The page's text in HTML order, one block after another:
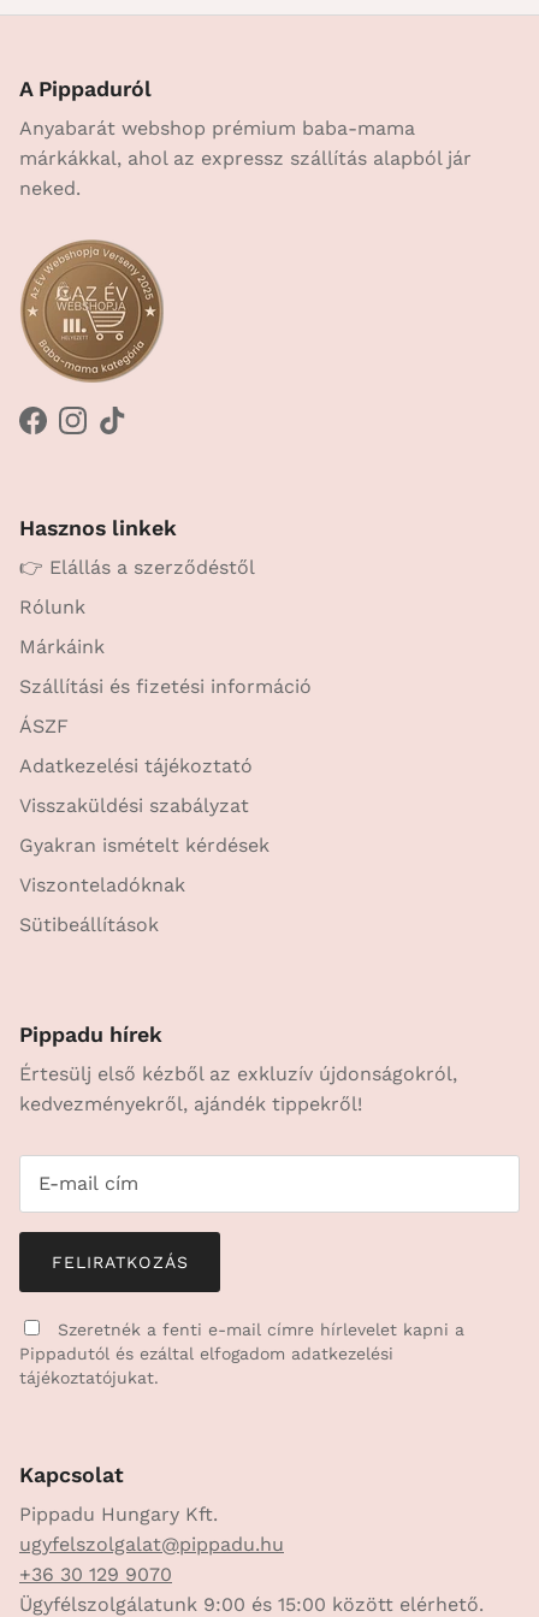
A Pippaduról
Anyabarát webshop prémium baba-mama
márkákkal, ahol az expressz szállítás alapból jár
neked.
Facebook
Instagram
TikTok
Hasznos linkek
👉 Elállás a szerződéstől
Rólunk
Márkáink
Szállítási és fizetési információ
ÁSZF
Adatkezelési tájékoztató
Visszaküldési szabályzat
Gyakran ismételt kérdések
Viszonteladóknak
Sütibeállítások
Pippadu hírek
Értesülj első kézből az exkluzív újdonságokról,
kedvezményekről, ajándék tippekről!
FELIRATKOZÁS
Szeretnék a fenti e-mail címre hírlevelet kapni a
Pippadutól és ezáltal elfogadom adatkezelési
tájékoztatójukat.
Kapcsolat
Pippadu Hungary Kft.
ugyfelszolgalat@pippadu.hu
+36 30 129 9070
Ügyfélszolgálatunk 9:00 és 15:00 között elérhető.